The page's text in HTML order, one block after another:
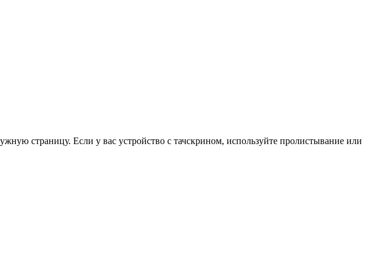
страницу. Если у вас устройство с тачскрином, используйте пролистывание или